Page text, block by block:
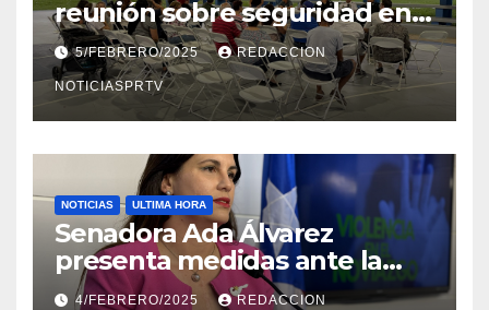
reunión sobre seguridad en
Reparto Metropolitano
5/FEBRERO/2025 REDACCION
NOTICIASPRTV
NOTICIAS ULTIMA HORA
Senadora Ada Álvarez
presenta medidas ante la
violencia en el noviazgo
4/FEBRERO/2025 REDACCION